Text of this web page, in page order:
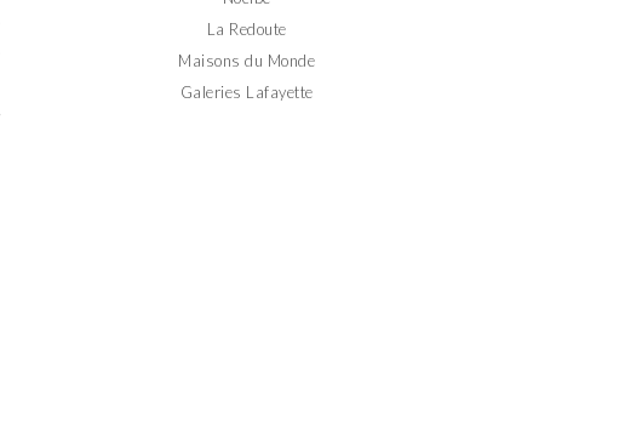
La Redoute
Maisons du Monde
Galeries Lafayette